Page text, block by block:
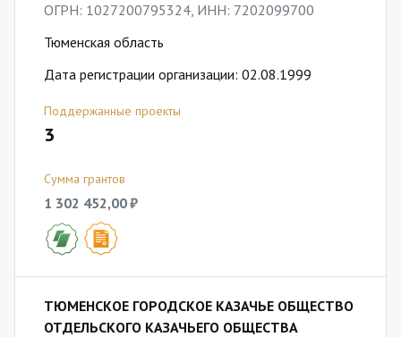
ОГРН: 1027200795324, ИНН: 7202099700
Тюменская область
Дата регистрации организации: 02.08.1999
Поддержанные проекты
3
Сумма грантов
1 302 452,00 ₽
ТЮМЕНСКОЕ ГОРОДСКОЕ КАЗАЧЬЕ ОБЩЕСТВО
ОТДЕЛЬСКОГО КАЗАЧЬЕГО ОБЩЕСТВА